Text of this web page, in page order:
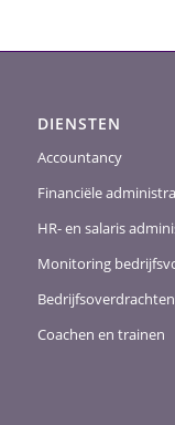
DIENSTEN
Accountancy
Financiële
HR- en salaris
Monitoring
Bedrijfsoverdrachten
Coachen en trainen